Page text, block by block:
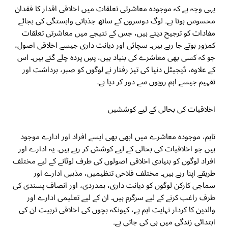
یہی وجہ ہے کہ موجودہ معاشرتی تعلقات میں اخلاقی اقدار کا فقدان
محسوس ہوتا ہے۔ لوگ دوسروں کے ساتھ جذباتی وابستگی کی بجائے
مفادات کو ترجیح دیتے ہیں، جس کے نتیجے میں معاشرتی تعلقات
کمزور ہوتے جا رہے ہیں۔ سچائی اور دیانت داری جیسے اخلاقی اصول،
جو کہ کسی بھی معاشرے کی بنیاد ہیں، پسِ پردہ چلے گئے ہیں۔ اس
کے علاوہ، ڈیجیٹل دنیا کی تیز رفتار نے لوگوں کو صبر، برداشت اور
تفہیم جیسے اہم رویوں سے دور کر دیا ہے۔
اخلاقیات کی بحالی کے لیے کوششیں
تاہم، موجودہ معاشرے میں ابھی بھی ایسے افراد اور ادارے موجود
ہیں جو اخلاقیات کی بحالی کے لیے کوشش کر رہے ہیں۔ یہ ادارے اور
افراد لوگوں کو بنیادی اخلاقی اصولوں کی طرف لوٹانے کے لیے مختلف
طریقے اپنا رہے ہیں۔ مختلف فلاحی تنظیمیں، مذہبی ادارے اور
سماجی کارکن لوگوں کو دیانت داری، ہمدردی، اور انصاف پسندی کی
طرف راغب کرنے کے لیے سرگرم ہیں۔ ان کے لیے تعلیمی ادارے اور
والدین کا کردار نہایت اہم ہے، کیونکہ بچوں کی اخلاقی تربیت ان کی
ابتدائی زندگی میں ہی کی جاتی ہے۔